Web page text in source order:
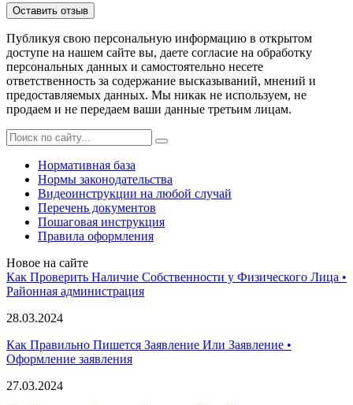
Публикуя свою персональную информацию в открытом
доступе на нашем сайте вы, даете согласие на обработку
персональных данных и самостоятельно несете
ответственность за содержание высказываний, мнений и
предоставляемых данных. Мы никак не используем, не
продаем и не передаем ваши данные третьим лицам.
Нормативная база
Нормы законодательства
Видеоинструкции на любой случай
Перечень документов
Пошаговая инструкция
Правила оформления
Новое на сайте
Как Проверить Наличие Собственности у Физического Лица •
Paйoннaя aдминиcтpaция
28.03.2024
Как Правильно Пишется Заявление Или Заявление •
Оформление заявления
27.03.2024